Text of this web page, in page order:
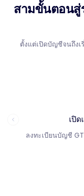
สามขั้นตอนสู่
ตั้งแต่เปิดบัญชีจนถึงเ
เปิ
ลงทะเบียนบัญชี